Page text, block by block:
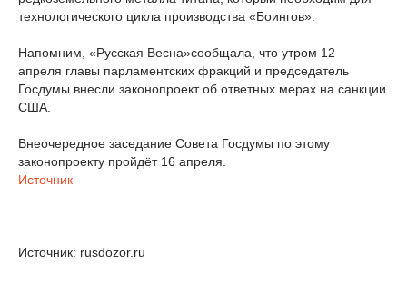
технологического цикла производства «Боингов».
Напомним, «Русская Весна»сообщала, что утром 12
апреля главы парламентских фракций и председатель
Госдумы внесли законопроект об ответных мерах на санкции
США.
Внеочередное заседание Совета Госдумы по этому
законопроекту пройдёт 16 апреля.
Источник
Источник: rusdozor.ru